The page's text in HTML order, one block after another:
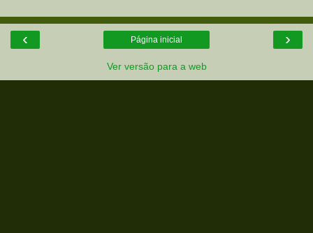
‹ ›
Página inicial
Ver versão para a web